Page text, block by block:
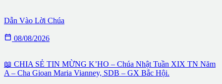
Dẫn Vào Lời Chúa
 08/08/2026
📖 CHIA SẺ TIN MỪNG K’HO – Chúa Nhật Tuần XIX TN Năm
A – Cha Gioan Maria Vianney, SDB – GX Bắc Hội.